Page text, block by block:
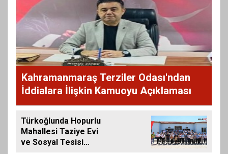
Kahramanmaraş Terziler Odası'ndan
İddialara İlişkin Kamuoyu Açıklaması
Türkoğlunda Hopurlu
Mahallesi Taziye Evi
ve Sosyal Tesisi